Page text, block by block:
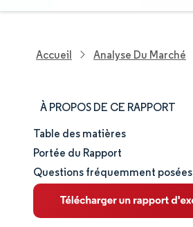
Accueil Analyse Du Marché
À PROPOS DE CE RAPPORT
Taille et part de marché
Analyse du marché
Tendances et perspectives
Table des matières
Portée du Rapport
Questions fréquemment posées